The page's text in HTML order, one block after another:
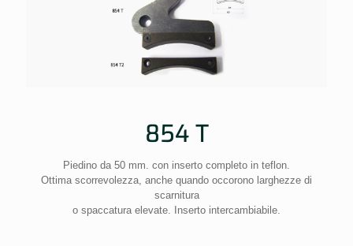
854 T
Piedino da 50 mm. con inserto completo in teflon.
Ottima scorrevolezza, anche quando occorono larghezze di
scarnitura
o spaccatura elevate. Inserto intercambiabile.